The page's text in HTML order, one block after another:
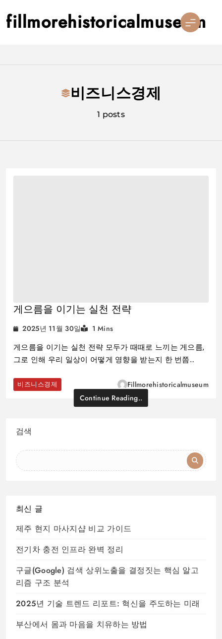
to
content
fillmorehistoricalmuseum
비즈니스경제
1 posts
게으름을 이기는 실천 전략
2025년 11월 30일 1 Mins
게으름을 이기는 실천 전략 모두가 때때로 느끼는 게으름,
그로 인해 우리 일상이 어떻게 영향을 받는지 한 번쯤…
비즈니스경제
Fillmorehistoricalmuseum
Continue Reading..
검색
최신 글
제주 현지 마사지샵 비교 가이드
전기차 충전 인프라 완벽 정리
구글(Google) 검색 상위노출을 결정짓는 핵심 알고
리즘 구조 분석
2025년 기술 트렌드 리포트: 혁신을 주도하는 미래
부산에서 몸과 마음을 치유하는 방법